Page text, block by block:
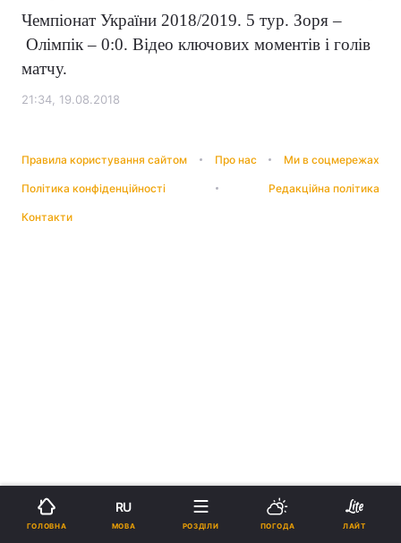
Чемпіонат України 2018/2019. 5 тур. Зоря –
Олімпік – 0:0. Відео ключових моментів і голів
матчу.
21:34, 19.08.2018
Правила користування сайтом Про нас Ми в соцмережах
Політика конфіденційності Редакційна політика
Контакти
ГОЛОВНА
RU
МОВА РОЗДІЛИ ПОГОДА ЛАЙТ